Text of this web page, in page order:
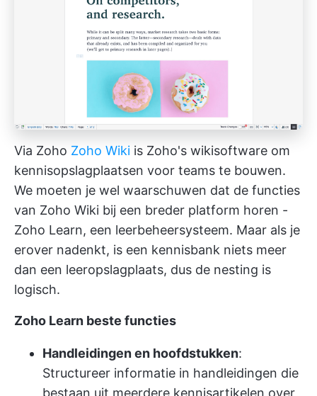
Via Zoho Zoho Wiki is Zoho's wikisoftware om
kennisopslagplaatsen voor teams te bouwen.
We moeten je wel waarschuwen dat de functies
van Zoho Wiki bij een breder platform horen -
Zoho Learn, een leerbeheersysteem. Maar als je
erover nadenkt, is een kennisbank niets meer
dan een leeropslagplaats, dus de nesting is
logisch.
Zoho Learn beste functies
Handleidingen en hoofdstukken:
Structureer informatie in handleidingen die
bestaan uit meerdere kennisartikelen over